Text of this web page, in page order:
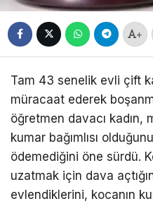
+
Tam 43 senelik evli çift
müracaat ederek
öğretmen davacı kadın,
kumar bağımlısı
ödemediğini öne sürdü.
uzatmak için dava
evlendiklerini, kocanın